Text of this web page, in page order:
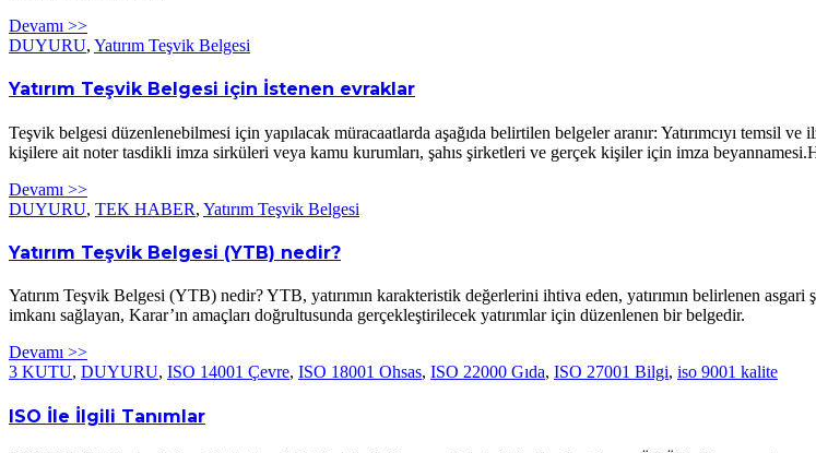
Devamı >>
DUYURU, Yatırım Teşvik Belgesi
Yatırım Teşvik Belgesi için İstenen evraklar
Teşvik belgesi düzenlenebilmesi için yapılacak müracaatlarda aşağıda belirtilen belgeler aranır: Yatırımcıyı temsil
kişilere ait noter tasdikli imza sirküleri veya kamu kurumları, şahıs şirketleri ve gerçek kişiler için imza
Devamı >>
DUYURU, TEK HABER, Yatırım Teşvik Belgesi
Yatırım Teşvik Belgesi (YTB) nedir?
Yatırım Teşvik Belgesi (YTB) nedir? YTB, yatırımın karakteristik değerlerini ihtiva eden, yatırımın belirlenen
imkanı sağlayan, Karar’ın amaçları doğrultusunda gerçekleştirilecek yatırımlar için düzenlenen bir belgedir.
Devamı >>
3 KUTU, DUYURU, ISO 14001 Çevre, ISO 18001 Ohsas, ISO 22000 Gıda, ISO 27001 Bilgi, iso 9001 kalite
ISO İle İlgili Tanımlar